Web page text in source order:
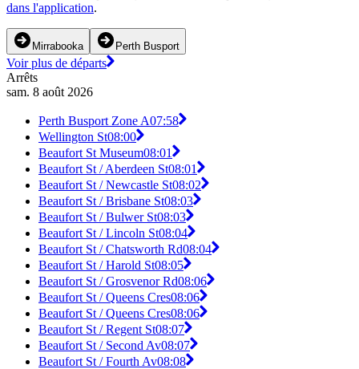
dans l'application.
Mirrabooka Perth Busport
Voir plus de départs
Arrêts
sam. 8 août 2026
Perth Busport Zone A07:58
Wellington St08:00
Beaufort St Museum08:01
Beaufort St / Aberdeen St08:01
Beaufort St / Newcastle St08:02
Beaufort St / Brisbane St08:03
Beaufort St / Bulwer St08:03
Beaufort St / Lincoln St08:04
Beaufort St / Chatsworth Rd08:04
Beaufort St / Harold St08:05
Beaufort St / Grosvenor Rd08:06
Beaufort St / Queens Cres08:06
Beaufort St / Queens Cres08:06
Beaufort St / Regent St08:07
Beaufort St / Second Av08:07
Beaufort St / Fourth Av08:08